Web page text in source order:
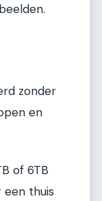
zonder
en
of 6TB
een thuis